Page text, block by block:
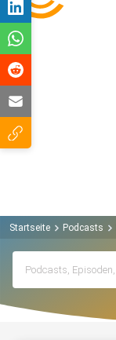
Startseite Podcasts